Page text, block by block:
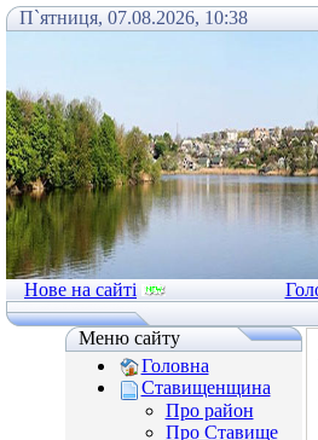
П`ятниця, 07.08.2026, 10:38
Нове на сайті
Меню сайту
Головна
Ставищенщина
Про район
Про Ставище